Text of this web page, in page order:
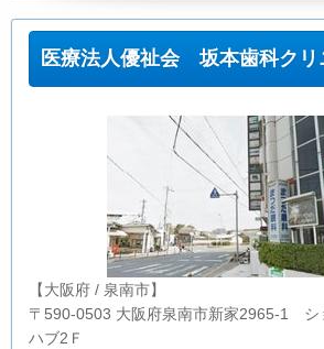
医療法人優祉会 坂本歯科クリ
【大阪府 / 泉南市】
〒590-0503 大阪府泉南市新家2965-1 シ
ハブ2Ｆ